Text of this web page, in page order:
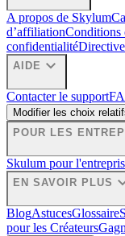
A propos de Skylum
d’affiliationConditions
confidentialité
AIDE expand_more
Contacter le support
Modifier les choix
POUR LES
Skulum pour
EN SAVOIR PLUS
BlogAstucesGlossaire
pour les Créateurs